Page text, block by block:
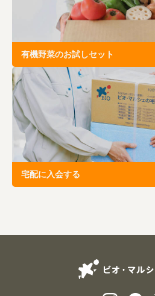
有機野菜のお試しセット
宅配に入会する